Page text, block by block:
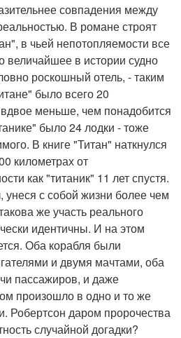
совпадения между
В романе строят
в чьей непотопляемости все
в истории судно
роскошный отель, - таким
было всего 20
меньше, чем понадобится
было 24 лодки - тоже
В книге "Титан" наткнулся
километрах от
как "титаник" 11 лет спустя.
унеся с собой жизни более чем
же участь реального
идентичны. И на этом
Оба корабля были
и двумя мачтами, оба
пассажиров, и даже
произошло в одно и то же
Робертсон даром пророчества
случайной догадки?